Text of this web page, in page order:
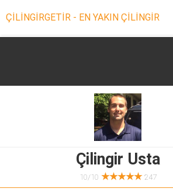
ÇİLİNGİRGETİR - EN YAKIN ÇİLİNGİR
Çilingir Usta
10/10 ★★★★★ 247